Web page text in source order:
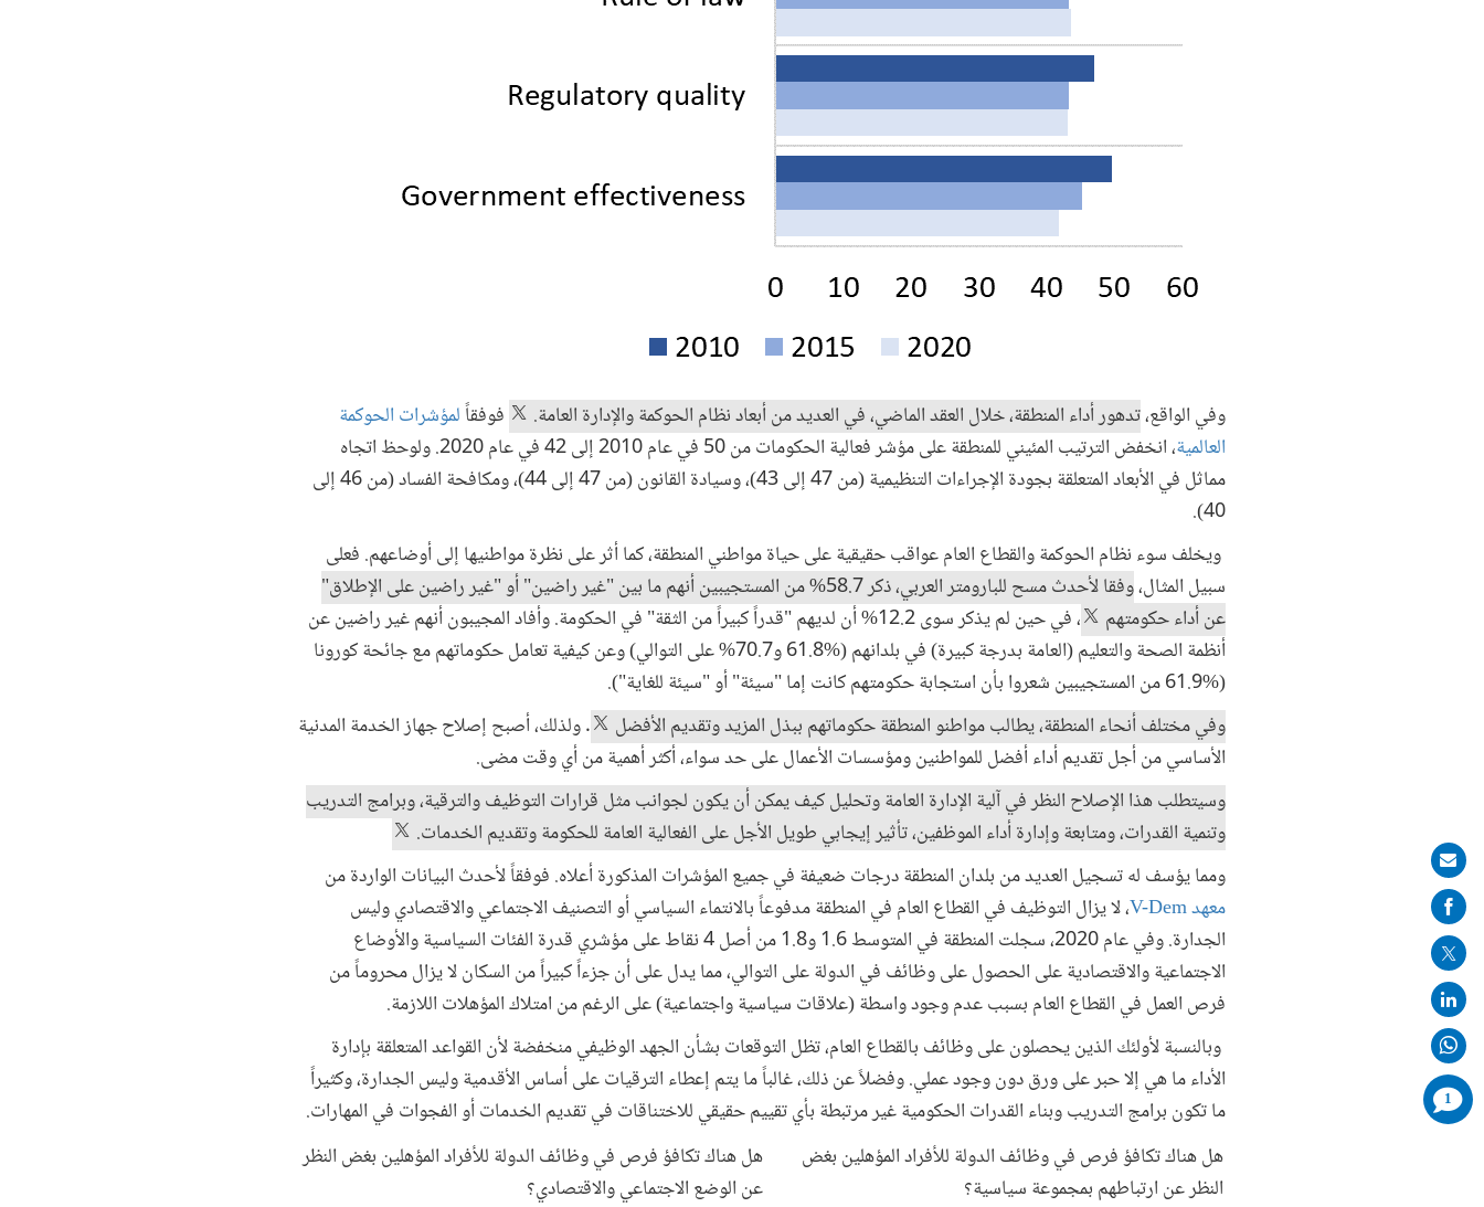
وفي الواقع،تدهور أداء المنطقة، خلال العقد الماضي، في العديد من أبعاد نظام الحوكمة والإدارة العامة. فوفقاًلمؤشرات الحوكمة
العالمية
، انخفض الترتيب المئيني للمنطقة على مؤشر فعالية الحكومات من 50 في عام 2010 إلى 42 في عام 2020. ولوحظ اتجاه
مماثل في الأبعاد المتعلقة بجودة الإجراءات التنظيمية (من 47 إلى 43)، وسيادة القانون (من 47 إلى 44)، ومكافحة الفساد (من 46 إلى
40).
ويخلف سوء نظام الحوكمة والقطاع العام عواقب حقيقية على حياة مواطني المنطقة، كما أثر على نظرة مواطنيها إلى أوضاعهم. فعلى
سبيل المثال،
وفقا لأحدث مسح للبارومتر العربي، ذكر 58.7% من المستجيبين أنهم ما بين "غير راضين" أو "غير راضين على الإطلاق"
عن أداء حكومتهم
، في حين لم يذكر سوى 12.2% أن لديهم "قدراً كبيراً من الثقة" في الحكومة. وأفاد المجيبون أنهم غير راضين عن
أنظمة الصحة والتعليم (العامة بدرجة كبيرة) في بلدانهم (‏61.8% و70.7% على التوالي) وعن كيفية تعامل حكوماتهم مع جائحة كورونا
(‏61.9% من المستجيبين شعروا بأن استجابة حكومتهم كانت إما "سيئة" أو "سيئة للغاية").
وفي مختلف أنحاء المنطقة، يطالب مواطنو المنطقة حكوماتهم ببذل المزيد وتقديم الأفضل
. ولذلك، أصبح إصلاح جهاز الخدمة المدنية
الأساسي من أجل تقديم أداء أفضل للمواطنين ومؤسسات الأعمال على حد سواء، أكثر أهمية من أي وقت مضى.
وسيتطلب هذا الإصلاح النظر في آلية الإدارة العامة وتحليل كيف يمكن أن يكون لجوانب مثل قرارات التوظيف والترقية، وبرامج التدريب
وتنمية القدرات، ومتابعة وإدارة أداء الموظفين، تأثير إيجابي طويل الأجل على الفعالية العامة للحكومة وتقديم الخدمات.
ومما يؤسف له تسجيل العديد من بلدان المنطقة درجات ضعيفة في جميع المؤشرات المذكورة أعلاه. فوفقاً لأحدث البيانات الواردة من
معهد V-Dem
، لا يزال التوظيف في القطاع العام في المنطقة مدفوعاً بالانتماء السياسي أو التصنيف الاجتماعي والاقتصادي وليس
الجدارة. وفي عام 2020، سجلت المنطقة في المتوسط 1.6 و1.8 من أصل 4 نقاط على مؤشري قدرة الفئات السياسية والأوضاع
الاجتماعية والاقتصادية على الحصول على وظائف في الدولة على التوالي، مما يدل على أن جزءاً كبيراً من السكان لا يزال محروماً من
فرص العمل في القطاع العام بسبب عدم وجود واسطة (علاقات سياسية واجتماعية) على الرغم من امتلاك المؤهلات اللازمة.
وبالنسبة لأولئك الذين يحصلون على وظائف بالقطاع العام، تظل التوقعات بشأن الجهد الوظيفي منخفضة لأن القواعد المتعلقة بإدارة
الأداء ما هي إلا حبر على ورق دون وجود عملي. وفضلاً عن ذلك، غالباً ما يتم إعطاء الترقيات على أساس الأقدمية وليس الجدارة، وكثيراً
ما تكون برامج التدريب وبناء القدرات الحكومية غير مرتبطة بأي تقييم حقيقي للاختناقات في تقديم الخدمات أو الفجوات في المهارات.
هل هناك تكافؤ فرص في وظائف الدولة للأفراد المؤهلين بغض
النظر عن ارتباطهم بمجموعة سياسية؟
هل هناك تكافؤ فرص في وظائف الدولة للأفراد المؤهلين بغض النظر
عن الوضع الاجتماعي والاقتصادي؟
Share
on
mail
1
comments
added